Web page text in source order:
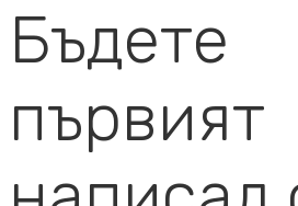
Бъдете
първият